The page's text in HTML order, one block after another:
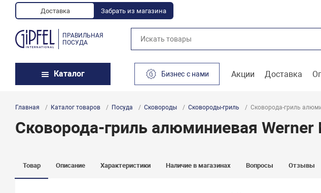
Доставка Забрать из магазина
ПРАВИЛЬНАЯ
ПОСУДА
Каталог Бизнес с нами Акции Доставка
Главная Каталог товаров Посуда Сковороды Сковороды-гриль Сковорода-гриль
Сковорода-гриль алюминиевая
Товар Описание Характеристики Наличие в магазинах Вопросы Отзывы